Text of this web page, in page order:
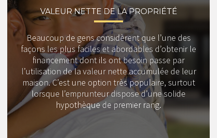
VALEUR NETTE DE LA PROPRIÉTÉ
Beaucoup de gens considèrent que l’une des
façons les plus faciles et abordables d’obtenir le
financement dont ils ont besoin passe par
l’utilisation de la valeur nette accumulée de leur
maison. C’est une option très populaire, surtout
lorsque l’emprunteur dispose d’une solide
hypothèque de premier rang.